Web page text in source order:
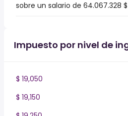
sobre un salario de 64.067.328
Impuesto por nivel de
$ 19,050
$ 19,150